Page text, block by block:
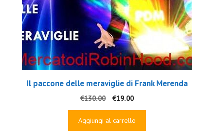
Il paccone delle meraviglie di Frank Merenda
€130.00
Il
prezzo
originale
€19.00Il
prezzo
attuale
Aggiungi al carrello